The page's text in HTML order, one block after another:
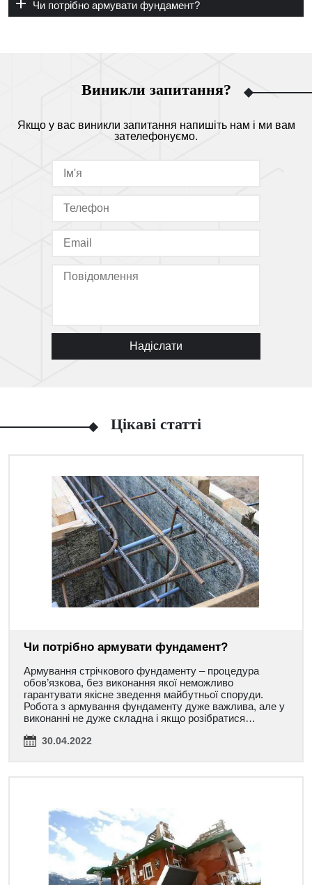
Чи потрібно армувати фундамент?
Виникли запитання?
Якщо у вас виникли запитання напишіть нам і ми вам
зателефонуємо.
Надіслати
Цікаві статті
Чи потрібно армувати фундамент?
Армування стрічкового фундаменту – процедура
обов’язкова, без виконання якої неможливо
гарантувати якісне зведення майбутньої споруди.
Робота з армування фундаменту дуже важлива, але у
виконанні не дуже складна і якщо розібратися…
30.04.2022